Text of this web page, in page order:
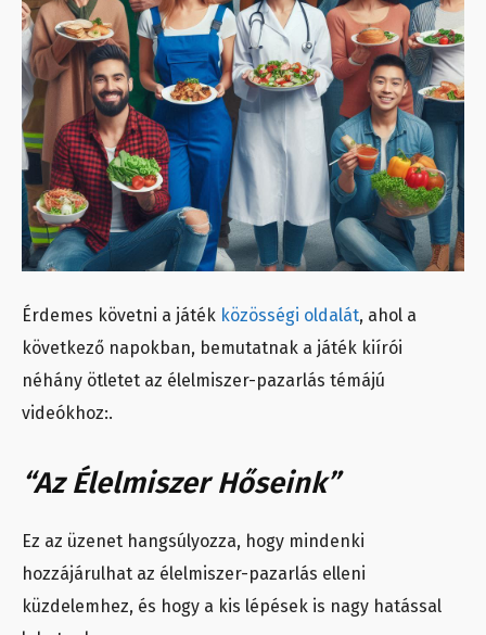
Érdemes követni a játék közösségi oldalát, ahol a
következő napokban, bemutatnak a játék kiírói
néhány ötletet az élelmiszer-pazarlás témájú
videókhoz:.
“Az Élelmiszer Hőseink”
Ez az üzenet hangsúlyozza, hogy mindenki
hozzájárulhat az élelmiszer-pazarlás elleni
küzdelemhez, és hogy a kis lépések is nagy hatással